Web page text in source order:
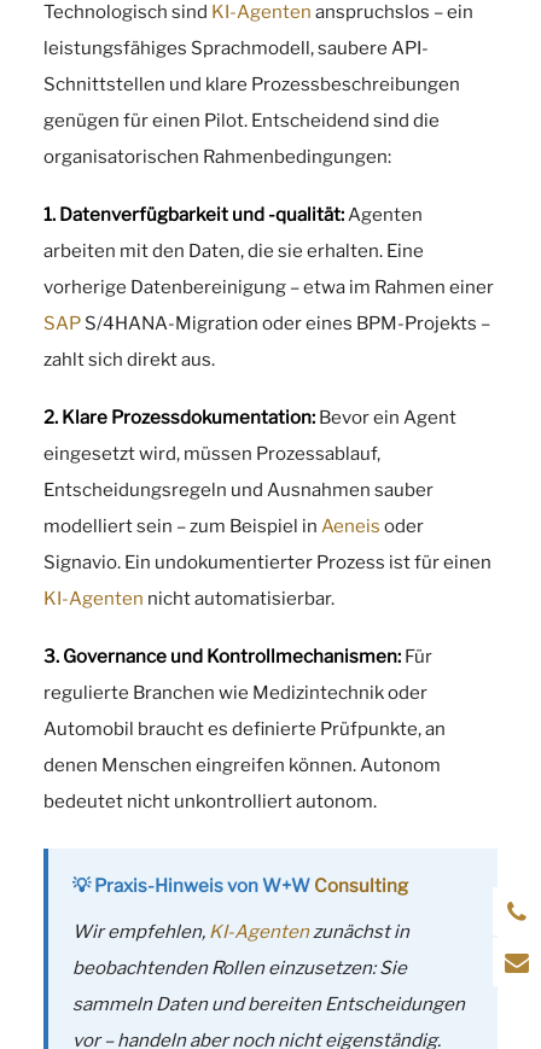
Technologisch sind KI-Agenten anspruchslos – ein
leistungsfähiges Sprachmodell, saubere API-
Schnittstellen und klare Prozessbeschreibungen
genügen für einen Pilot. Entscheidend sind die
organisatorischen Rahmenbedingungen:
1. Datenverfügbarkeit und -qualität:Agenten
arbeiten mit den Daten, die sie erhalten. Eine
vorherige Datenbereinigung – etwa im Rahmen einer
SAP S/4HANA-Migration oder eines BPM-Projekts –
zahlt sich direkt aus.
2. Klare Prozessdokumentation: Bevor ein Agent
eingesetzt wird, müssen Prozessablauf,
Entscheidungsregeln und Ausnahmen sauber
modelliert sein – zum Beispiel in Aeneis oder
Signavio. Ein undokumentierter Prozess ist für einen
KI-Agenten nicht automatisierbar.
3. Governance und Kontrollmechanismen: Für
regulierte Branchen wie Medizintechnik oder
Automobil braucht es definierte Prüfpunkte, an
denen Menschen eingreifen können. Autonom
bedeutet nicht unkontrolliert autonom.
💡 Praxis-Hinweis von W+W Consulting
Wir empfehlen, KI-Agentenzunächst in
beobachtenden Rollen einzusetzen: Sie
sammeln Daten und bereiten Entscheidungen
vor – handeln aber noch nicht eigenständig.